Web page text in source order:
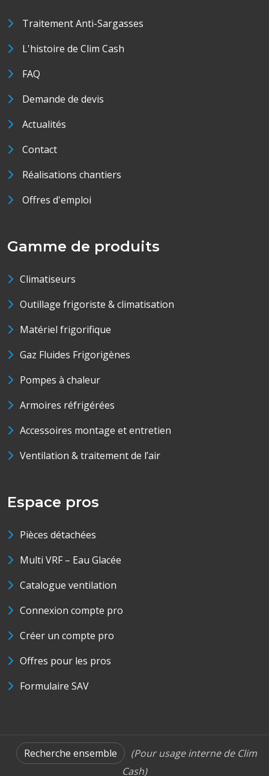
Traitement Anti-Sargasses
L'histoire de Clim Cash
FAQ
Demande de devis
Actualités
Contact
Réalisations chantiers
Offres d'emploi
Gamme de produits
Climatiseurs
Outillage frigoriste & climatisation
Matériel frigorifique
Gaz Fluides Frigorigènes
Pompes à chaleur
Armoires réfrigérées
Accessoires montage et entretien
Ventilation & traitement de l’air
Espace pros
Pièces détachées
Multi VRF – Eau Glacée
Catalogue ventilation
Connexion compte pro
Créer un compte pro
Offres pour les pros
Formulaire SAV
Recherche ensemble
(Pour usage interne de Clim
Cash)